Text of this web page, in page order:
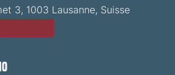
3, 1003 Lausanne, Suisse